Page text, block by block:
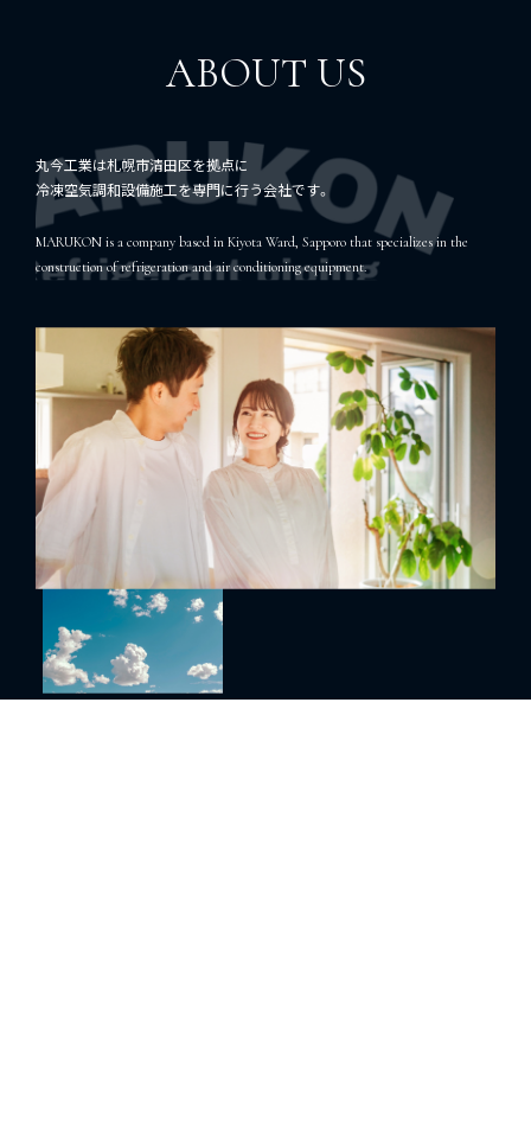
ABOUT US
丸今工業は札幌市清田区を拠点に
冷凍空気調和設備施工を専門に行う会社です。
MARUKON is a company based in Kiyota Ward, Sapporo that specializes in the
construction of refrigeration and air conditioning equipment.